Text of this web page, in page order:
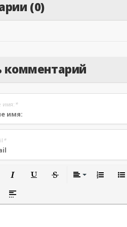
(0)
комментарий
имя:*
*
Вставка цитаты
Вставка спойлера